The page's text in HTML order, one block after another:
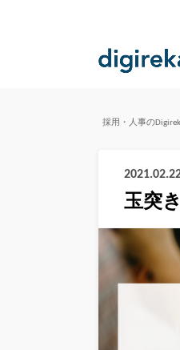
採用・人事の
玉突